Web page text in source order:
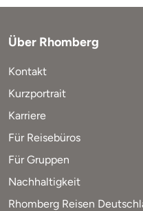
Über Rhomberg
Kontakt
Kurzportrait
Karriere
Für Reisebüros
Für Gruppen
Nachhaltigkeit
Rhomberg Reisen